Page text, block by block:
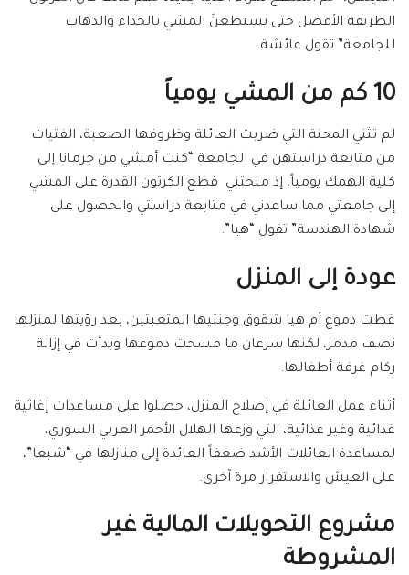
الطريقة الأفضل حتى يستطعنَ المشي بالحذاء والذهاب
للجامعة” تقول عائشة.
10 كم من المشي يومياً
لم تثني المحنة التي ضربت العائلة وظروفها الصعبة، الفتيات
من متابعة دراستهن في الجامعة “كنت أمشي من جرمانا إلى
كلية الهمك يومياً، إذ منحتني قطع الكرتون القدرة على المشي
إلى جامعتي مما ساعدني في متابعة دراستي والحصول على
شهادة الهندسة” تقول “هيا”.
عودة إلى المنزل
غطت دموع أم هيا شقوق وجنتيها المتعبتين، بعد رؤيتها لمنزلها
نصف مدمر، لكنها سرعان ما مسحت دموعها وبدأت في إزالة
ركام غرفة أطفالها.
أثناء عمل العائلة في إصلاح المنزل، حصلوا على مساعدات إغاثية
غذائية وغير غذائية، التي وزعها الهلال الأحمر العربي السوري،
لمساعدة العائلات الأشد ضعفاً العائدة إلى منازلها في “شبعا”،
على العيش والاستقرار مرة آخرى.
مشروع التحويلات المالية غير
المشروطة